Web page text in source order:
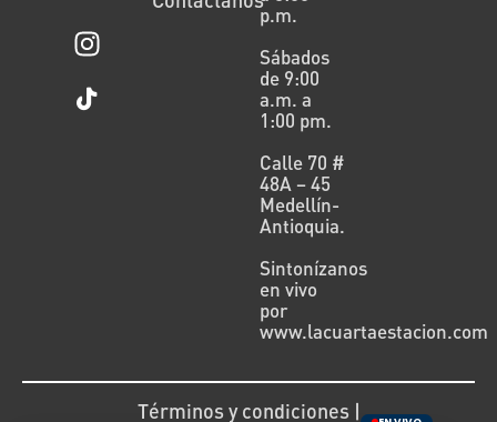
p.m.
Sábados
de 9:00
a.m. a
1:00 pm.
Calle 70 #
48A – 45
Medellín-
Antioquia.
Sintonízanos
en vivo
por
www.lacuartaestacion.com
Términos y condiciones |